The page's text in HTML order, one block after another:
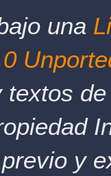
una
textos
y